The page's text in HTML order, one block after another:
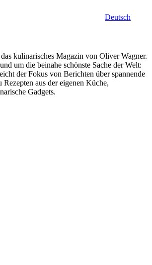
Deutsch
kulinarisches Magazin von Oliver Wagner.
um die beinahe schönste Sache der Welt:
der Fokus von Berichten über spannende
Rezepten aus der eigenen Küche,
Gadgets.